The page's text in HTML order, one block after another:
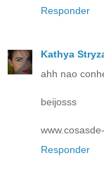
Responder
Kathya
ahh nao
beijosss
Responder